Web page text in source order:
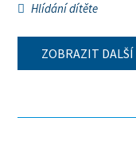
Hlídání dítěte
ZOBRAZIT